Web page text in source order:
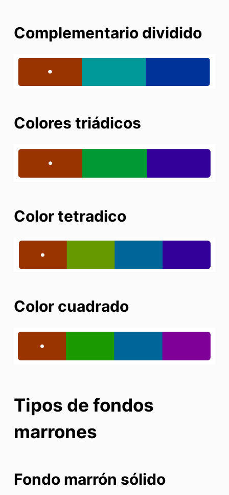
Complementario dividido
Colores triádicos
Color tetradico
Color cuadrado
Tipos de fondos
marrones
Fondo marrón sólido